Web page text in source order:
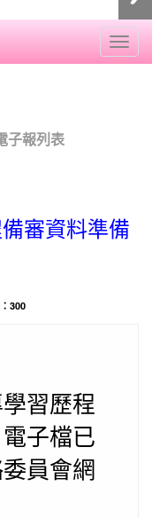
子報列表
審資料準備
300
習歷程
子檔已
員會網